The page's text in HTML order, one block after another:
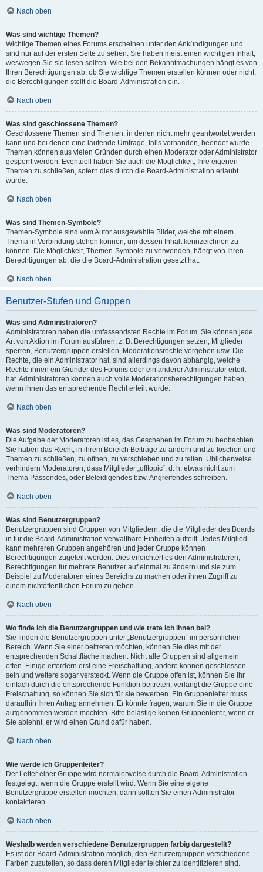
Nach oben
Was sind wichtige Themen?
Wichtige Themen eines Forums erscheinen unter den Ankündigungen und
sind nur auf der ersten Seite zu sehen. Sie haben meist einen wichtigen Inhalt,
weswegen Sie sie lesen sollten. Wie bei den Bekanntmachungen hängt es von
Ihren Berechtigungen ab, ob Sie wichtige Themen erstellen können oder nicht;
die Berechtigungen stellt die Board-Administration ein.
Nach oben
Was sind geschlossene Themen?
Geschlossene Themen sind Themen, in denen nicht mehr geantwortet werden
kann und bei denen eine laufende Umfrage, falls vorhanden, beendet wurde.
Themen können aus vielen Gründen durch einen Moderator oder Administrator
gesperrt werden. Eventuell haben Sie auch die Möglichkeit, Ihre eigenen
Themen zu schließen, sofern dies durch die Board-Administration erlaubt
wurde.
Nach oben
Was sind Themen-Symbole?
Themen-Symbole sind vom Autor ausgewählte Bilder, welche mit einem
Thema in Verbindung stehen können, um dessen Inhalt kennzeichnen zu
können. Die Möglichkeit, Themen-Symbole zu verwenden, hängt von Ihren
Berechtigungen ab, die die Board-Administration gesetzt hat.
Nach oben
Benutzer-Stufen und Gruppen
Was sind Administratoren?
Administratoren haben die umfassendsten Rechte im Forum. Sie können jede
Art von Aktion im Forum ausführen; z. B. Berechtigungen setzen, Mitglieder
sperren, Benutzergruppen erstellen, Moderationsrechte vergeben usw. Die
Rechte, die ein Administrator hat, sind allerdings davon abhängig, welche
Rechte ihnen ein Gründer des Forums oder ein anderer Administrator erteilt
hat. Administratoren können auch volle Moderationsberechtigungen haben,
wenn ihnen das entsprechende Recht erteilt wurde.
Nach oben
Was sind Moderatoren?
Die Aufgabe der Moderatoren ist es, das Geschehen im Forum zu beobachten.
Sie haben das Recht, in ihrem Bereich Beiträge zu ändern und zu löschen und
Themen zu schließen, zu öffnen, zu verschieben und zu teilen. Üblicherweise
verhindern Moderatoren, dass Mitglieder „offtopic“, d. h. etwas nicht zum
Thema Passendes, oder Beleidigendes bzw. Angreifendes schreiben.
Nach oben
Was sind Benutzergruppen?
Benutzergruppen sind Gruppen von Mitgliedern, die die Mitglieder des Boards
in für die Board-Administration verwaltbare Einheiten aufteilt. Jedes Mitglied
kann mehreren Gruppen angehören und jeder Gruppe können
Berechtigungen zugeteilt werden. Dies erleichtert es den Administratoren,
Berechtigungen für mehrere Benutzer auf einmal zu ändern und sie zum
Beispiel zu Moderatoren eines Bereichs zu machen oder ihnen Zugriff zu
einem nichtöffentlichen Forum zu geben.
Nach oben
Wo finde ich die Benutzergruppen und wie trete ich ihnen bei?
Sie finden die Benutzergruppen unter „Benutzergruppen“ im persönlichen
Bereich. Wenn Sie einer beitreten möchten, können Sie dies mit der
entsprechenden Schaltfläche machen. Nicht alle Gruppen sind allgemein
offen. Einige erfordern erst eine Freischaltung, andere können geschlossen
sein und weitere sogar versteckt. Wenn die Gruppe offen ist, können Sie ihr
einfach durch die entsprechende Funktion beitreten; verlangt die Gruppe eine
Freischaltung, so können Sie sich für sie bewerben. Ein Gruppenleiter muss
daraufhin Ihren Antrag annehmen. Er könnte fragen, warum Sie in die Gruppe
aufgenommen werden möchten. Bitte belästige keinen Gruppenleiter, wenn er
Sie ablehnt, er wird einen Grund dafür haben.
Nach oben
Wie werde ich Gruppenleiter?
Der Leiter einer Gruppe wird normalerweise durch die Board-Administration
festgelegt, wenn die Gruppe erstellt wird. Wenn Sie eine eigene
Benutzergruppe erstellen möchten, dann sollten Sie einen Administrator
kontaktieren.
Nach oben
Weshalb werden verschiedene Benutzergruppen farbig dargestellt?
Es ist der Board-Administration möglich, den Benutzergruppen verschiedene
Farben zuzuteilen, so dass deren Mitglieder leichter zu identifizieren sind.